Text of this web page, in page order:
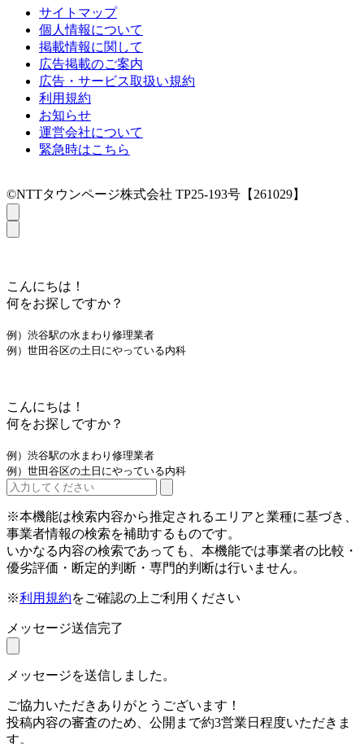
サイトマップ
個人情報について
掲載情報に関して
広告掲載のご案内
広告・サービス取扱い規約
利用規約
お知らせ
運営会社について
緊急時はこちら
©NTTタウンページ株式会社 TP25-193号【261029】
こんにちは！
何をお探しですか？
例）渋谷駅の水まわり修理業者
例）世田谷区の土日にやっている内科
こんにちは！
何をお探しですか？
例）渋谷駅の水まわり修理業者
例）世田谷区の土日にやっている内科
※本機能は検索内容から推定されるエリアと業種に基づき、
事業者情報の検索を補助するものです。
いかなる内容の検索であっても、本機能では事業者の比較・
優劣評価・断定的判断・専門的判断は行いません。
※利用規約をご確認の上ご利用ください
メッセージ送信完了
メッセージを送信しました。
ご協力いただきありがとうございます！
投稿内容の審査のため、公開まで約3営業日程度いただきま
す。